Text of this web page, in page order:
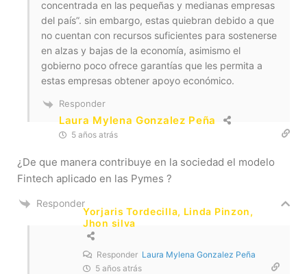
concentrada en las pequeñas y medianas empresas
del país”. sin embargo, estas quiebran debido a que
no cuentan con recursos suficientes para sostenerse
en alzas y bajas de la economía, asimismo el
gobierno poco ofrece garantías que les permita a
estas empresas obtener apoyo económico.
Responder
Laura Mylena Gonzalez Peña
5 años atrás
¿De que manera contribuye en la sociedad el modelo
Fintech aplicado en las Pymes ?
Responder
Yorjaris Tordecilla, Linda Pinzon,
Jhon silva
Responder Laura Mylena Gonzalez Peña
5 años atrás